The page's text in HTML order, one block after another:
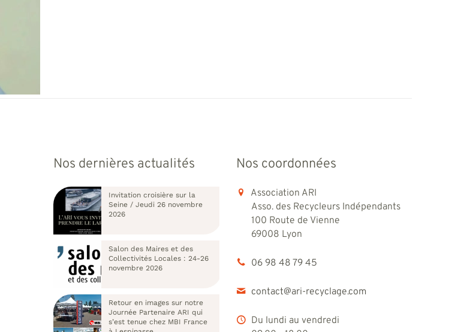
Nos dernières actualités
Invitation croisière sur la
Seine / Jeudi 26 novembre
2026
Salon des Maires et des
Collectivités Locales : 24-26
novembre 2026
Retour en images sur notre
Journée Partenaire ARI qui
s’est tenue chez MBI France
Nos coordonnées
Association ARI
Asso. des Recycleurs Indépendants
100 Route de Vienne
69008 Lyon
06 98 48 79 45
contact@ari-recyclage.com
Du lundi au vendredi